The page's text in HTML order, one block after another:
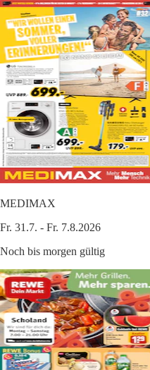
MEDIMAX
Fr. 31.7. - Fr. 7.8.2026
Noch bis morgen gültig